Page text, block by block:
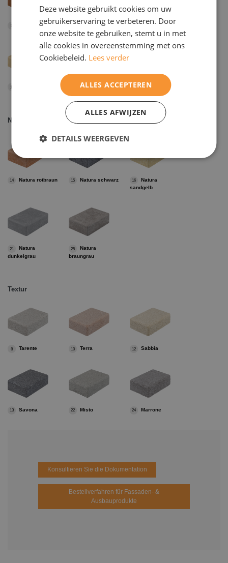
5 Erdbraun
23 Braungrau
Hellgrau Anthrazit
Dunkelgrau
11
Natura
16
Natura
sandgelb
14 Natura rotbraun 15 Natura schwarz
25
Natura
braungrau
21
Natura
dunkelgrau
Textur
10 Terra 12 Sabbia
22 Misto
13 Savona
8 Tarente
24 Marrone
Konsultieren Sie die Dokumentation
Bestellverfahren für Fassaden- &
Ausbauprodukte
Deze website gebruikt cookies om uw
gebruikerservaring te verbeteren. Door
onze website te gebruiken, stemt u in met
alle cookies in overeenstemming met ons
Cookiebeleid. Lees verder
ALLES ACCEPTEREN
ALLES AFWIJZEN
DETAILS WEERGEVEN